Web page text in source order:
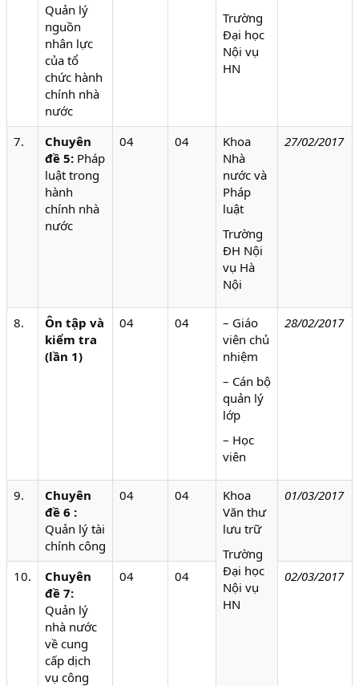
Quản lý
nguồn
nhân lực
của tổ
chức hành
chính nhà
nước
Trường
Đại học
Nội vụ
HN
7.
Chuyên
đề 5: Pháp
luật trong
hành
chính nhà
nước
04 04
Khoa
Nhà
nước và
Pháp
luật
Trường
ĐH Nội
vụ Hà
Nội
27/02/2017
8.
Ôn tập và
kiểm tra
(lần 1)
04 04
– Giáo
viên chủ
nhiệm
– Cán bộ
quản lý
lớp
– Học
viên
28/02/2017
9.
Chuyên
đề 6 :
Quản lý tài
chính công
04 04
Khoa
Văn thư
lưu trữ
Trường
Đại học
Nội vụ
HN
01/03/2017
10.
Chuyên
đề 7:
Quản lý
nhà nước
về cung
cấp dịch
vụ công
04 04 02/03/2017